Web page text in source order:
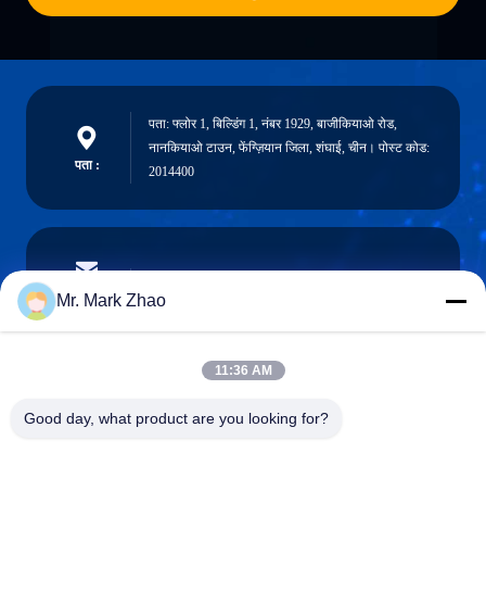
पता :
पता: फ्लोर 1, बिल्डिंग 1, नंबर 1929, बाजीकियाओ रोड,
नानकियाओ टाउन, फेंग्ज़ियान जिला, शंघाई, चीन। पोस्ट कोड:
2014400
ईमेल
फ़ोन :
Mr. Mark Zhao
11:36 AM
Good day, what product are you looking for?